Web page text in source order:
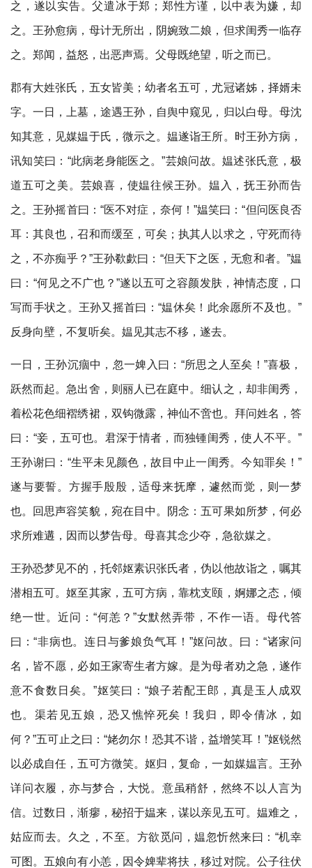
之，遂以实告。父遣冰于郑；郑性方谨，以中表为嫌，却
之。王孙愈病，母计无所出，阴婉致二娘，但求闺秀一临存
之。郑闻，益怒，出恶声焉。父母既绝望，听之而已。
郡有大姓张氏，五女皆美；幼者名五可，尤冠诸姊，择婿未
字。一日，上墓，途遇王孙，自舆中窥见，归以白母。母沈
知其意，见媒媪于氏，微示之。媪遂诣王所。时王孙方病，
讯知笑曰：“此病老身能医之。”芸娘问故。媪述张氏意，极
道五可之美。芸娘喜，使媪往候王孙。媪入，抚王孙而告
之。王孙摇首曰：“医不对症，奈何！”媪笑曰：“但问医良否
耳：其良也，召和而缓至，可矣；执其人以求之，守死而待
之，不亦痴乎？”王孙欷歔曰：“但天下之医，无愈和者。”媪
曰：“何见之不广也？”遂以五可之容颜发肤，神情态度，口
写而手状之。王孙又摇首曰：“媪休矣！此余愿所不及也。”
反身向壁，不复听矣。媪见其志不移，遂去。
一日，王孙沉痼中，忽一婢入曰：“所思之人至矣！”喜极，
跃然而起。急出舍，则丽人已在庭中。细认之，却非闺秀，
着松花色细褶绣裙，双钩微露，神仙不啻也。拜问姓名，答
曰：“妾，五可也。君深于情者，而独锺闺秀，使人不平。”
王孙谢曰：“生平未见颜色，故目中止一闺秀。今知罪矣！”
遂与要誓。方握手殷殷，适母来抚摩，遽然而觉，则一梦
也。回思声容笑貌，宛在目中。阴念：五可果如所梦，何必
求所难遘，因而以梦告母。母喜其念少夺，急欲媒之。
王孙恐梦见不的，托邻妪素识张氏者，伪以他故诣之，嘱其
潜相五可。妪至其家，五可方病，靠枕支颐，婀娜之态，倾
绝一世。近问：“何恙？”女默然弄带，不作一语。母代答
曰：“非病也。连日与爹娘负气耳！”妪问故。曰：“诸家问
名，皆不愿，必如王家寄生者方嫁。是为母者劝之急，遂作
意不食数日矣。”妪笑曰：“娘子若配王郎，真是玉人成双
也。渠若见五娘，恐又憔悴死矣！我归，即令倩冰，如
何？”五可止之曰：“姥勿尔！恐其不谐，益增笑耳！”妪锐然
以必成自任，五可方微笑。妪归，复命，一如媒媪言。王孙
详问衣履，亦与梦合，大悦。意虽稍舒，然终不以人言为
信。过数日，渐瘳，秘招于媪来，谋以亲见五可。媪难之，
姑应而去。久之，不至。方欲觅问，媪忽忻然来曰：“机幸
可图。五娘向有小恙，因令婢辈将扶，移过对院。公子往伏